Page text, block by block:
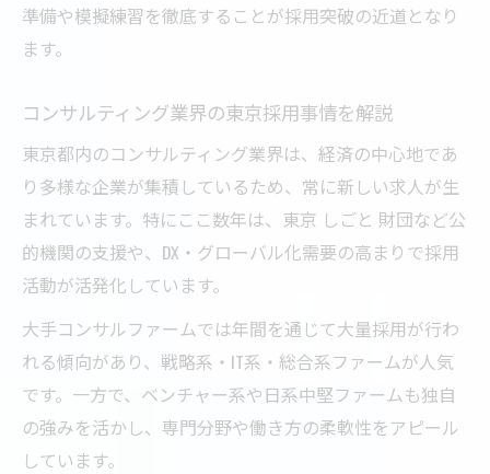
準備や模擬練習を徹底することが採用突破の近道となり
ます。
コンサルティング業界の東京採用事情を解説
東京都内のコンサルティング業界は、経済の中心地であ
り多様な企業が集積しているため、常に新しい求人が生
まれています。特にここ数年は、東京 しごと 財団など公
的機関の支援や、DX・グローバル化需要の高まりで採用
活動が活発化しています。
大手コンサルファームでは年間を通じて大量採用が行わ
れる傾向があり、戦略系・IT系・総合系ファームが人気
です。一方で、ベンチャー系や日系中堅ファームも独自
の強みを活かし、専門分野や働き方の柔軟性をアピール
しています。